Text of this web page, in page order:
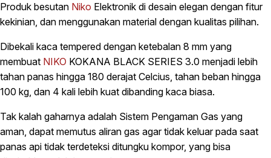
Produk besutan Niko Elektronik di desain elegan dengan fitur
kekinian, dan menggunakan material dengan kualitas pilihan.
Dibekali kaca tempered dengan ketebalan 8 mm yang
membuat NIKO KOKANA BLACK SERIES 3.0 menjadi lebih
tahan panas hingga 180 derajat Celcius, tahan beban hingga
100 kg, dan 4 kali lebih kuat dibanding kaca biasa.
Tak kalah gaharnya adalah Sistem Pengaman Gas yang
aman, dapat memutus aliran gas agar tidak keluar pada saat
panas api tidak terdeteksi ditungku kompor, yang bisa